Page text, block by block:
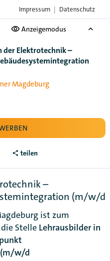
Impressum | Datenschutz
Anzeigemodus
der Elektrotechnik –
Magdeburg
teilen
–
(m/w/d
ist zum
Stelle Lehrausbilder in
w/d